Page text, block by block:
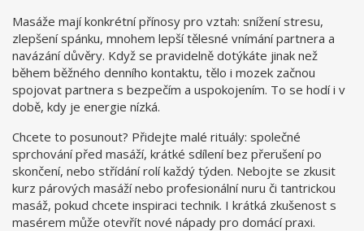
Masáže mají konkrétní přínosy pro vztah: snížení stresu,
zlepšení spánku, mnohem lepší tělesné vnímání partnera a
navázání důvěry. Když se pravidelně dotýkáte jinak než
během běžného denního kontaktu, tělo i mozek začnou
spojovat partnera s bezpečím a uspokojením. To se hodí i v
době, kdy je energie nízká.
Chcete to posunout? Přidejte malé rituály: společné
sprchování před masáží, krátké sdílení bez přerušení po
skončení, nebo střídání rolí každý týden. Nebojte se zkusit
kurz párových masáží nebo profesionální nuru či tantrickou
masáž, pokud chcete inspiraci technik. I krátká zkušenost s
masérem může otevřít nové nápady pro domácí praxi.